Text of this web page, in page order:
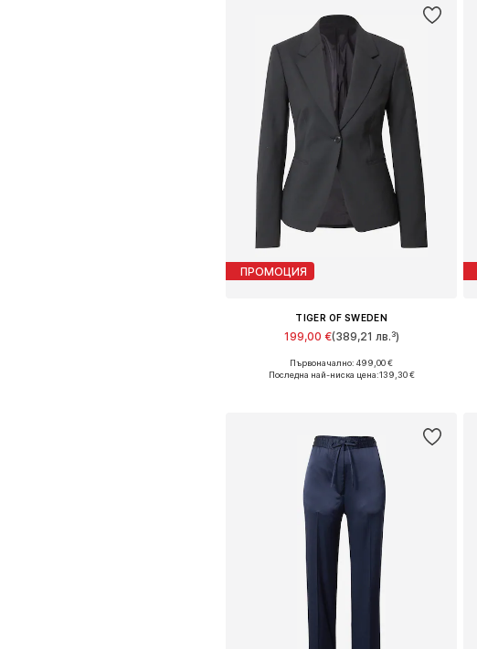
ПРОМОЦИЯ
TIGER OF SWEDEN
199,00 €(389,21 лв.³)
Налични размери: 42, 44, 46
Първоначално: 499,00 €
Последна най-ниска цена:139,30 €